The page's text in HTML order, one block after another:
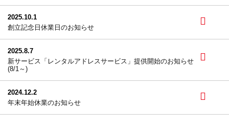
2025.10.1
創立記念日休業日のお知らせ
2025.8.7
新サービス「レンタルアドレスサービス」提供開始のお知らせ
(8/1～)
2024.12.2
年末年始休業のお知らせ